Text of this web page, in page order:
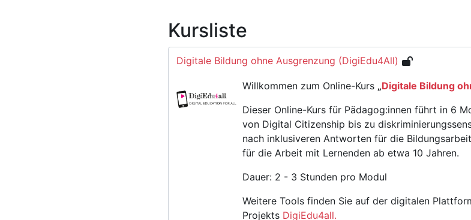
Kursliste
Digitale Bildung ohne Ausgrenzung (DigiEdu4All)
Willkommen zum Online-Kurs „Digitale Bildung
Dieser Online-Kurs für Pädagog:innen führt in 6
von Digital Citizenship bis zu
nach inklusiveren Antworten für die
für die Arbeit mit Lernenden ab etwa 10 Jahren.
Dauer: 2 - 3 Stunden pro Modul
Weitere Tools finden Sie auf der digitalen
Projekts DigiEdu4all.